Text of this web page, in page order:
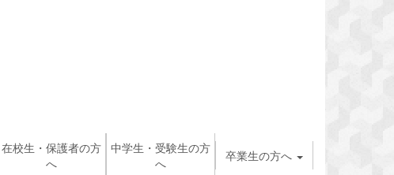
在校生・保護者の方
へ
中学生・受験生の方
へ
卒業生の方へ